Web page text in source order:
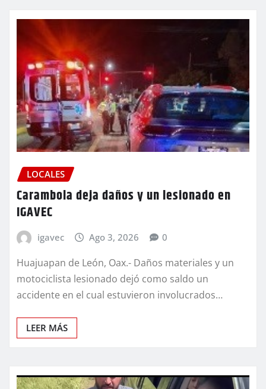
LOCALES
Carambola deja daños y un lesionado en
IGAVEC
igavec Ago 3, 2026 0
Huajuapan de León, Oax.- Daños materiales y un
motociclista lesionado dejó como saldo un
accidente en el cual estuvieron involucrados…
LEER MÁS